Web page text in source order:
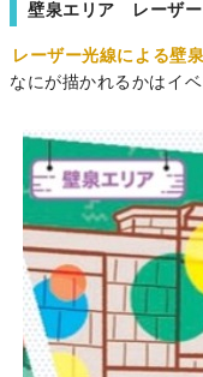
壁泉エリア レーザー
レーザー光線による壁
なにが描かれるかはイ